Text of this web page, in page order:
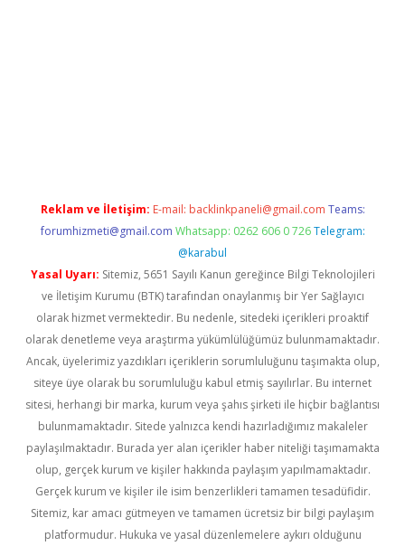
Reklam ve İletişim: E-mail: backlinkpaneli@gmail.com Teams:
forumhizmeti@gmail.com Whatsapp: 0262 606 0 726 Telegram:
@karabul
Yasal Uyarı: Sitemiz, 5651 Sayılı Kanun gereğince Bilgi Teknolojileri
ve İletişim Kurumu (BTK) tarafından onaylanmış bir Yer Sağlayıcı
olarak hizmet vermektedir. Bu nedenle, sitedeki içerikleri proaktif
olarak denetleme veya araştırma yükümlülüğümüz bulunmamaktadır.
Ancak, üyelerimiz yazdıkları içeriklerin sorumluluğunu taşımakta olup,
siteye üye olarak bu sorumluluğu kabul etmiş sayılırlar. Bu internet
sitesi, herhangi bir marka, kurum veya şahıs şirketi ile hiçbir bağlantısı
bulunmamaktadır. Sitede yalnızca kendi hazırladığımız makaleler
paylaşılmaktadır. Burada yer alan içerikler haber niteliği taşımamakta
olup, gerçek kurum ve kişiler hakkında paylaşım yapılmamaktadır.
Gerçek kurum ve kişiler ile isim benzerlikleri tamamen tesadüfidir.
Sitemiz, kar amacı gütmeyen ve tamamen ücretsiz bir bilgi paylaşım
platformudur. Hukuka ve yasal düzenlemelere aykırı olduğunu